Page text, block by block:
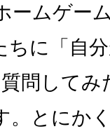
ームゲー
ちに「自
問してみ
。とにか